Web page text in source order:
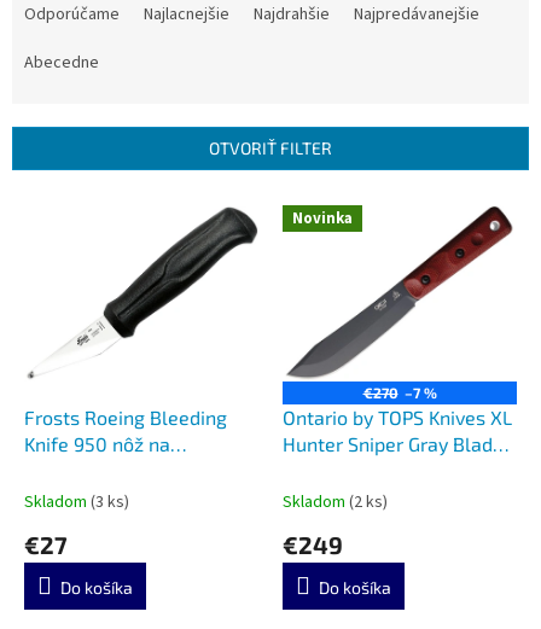
p
Odporúčame Najlacnejšie Najdrahšie
Najpredávanejšie
Abecedne
OTVORIŤ FILTER
Frosts Roeing Bleeding
Knife 950 nôž na
Skladom (3 ks)
€27
Do košíka
Novinka
€270 –7 %
Ontario by TOPS Knives XL
Hunter Sniper Gray Blade
Skladom (2 ks)
€249
Do košíka